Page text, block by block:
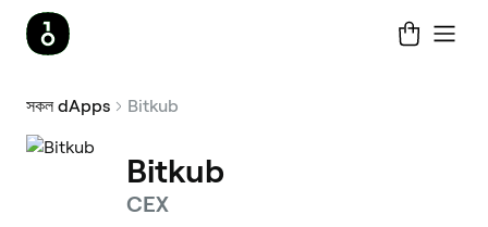
সকল dApps Bitkub
Bitkub
CEX